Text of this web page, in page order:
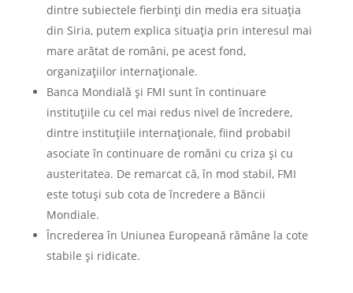
dintre subiectele fierbinţi din media era situaţia
din Siria, putem explica situaţia prin interesul mai
mare arătat de români, pe acest fond,
organizaţiilor internaţionale.
Banca Mondială şi FMI sunt în continuare
instituţiile cu cel mai redus nivel de încredere,
dintre instituţiile internaţionale, fiind probabil
asociate în continuare de români cu criza şi cu
austeritatea. De remarcat că, în mod stabil, FMI
este totuşi sub cota de încredere a Băncii
Mondiale.
Încrederea în Uniunea Europeană rămâne la cote
stabile şi ridicate.